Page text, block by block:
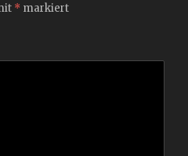
* markiert